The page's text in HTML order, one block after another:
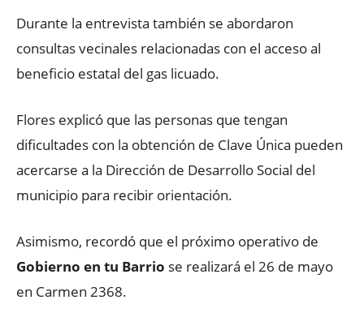
Durante la entrevista también se abordaron
consultas vecinales relacionadas con el acceso al
beneficio estatal del gas licuado.
Flores explicó que las personas que tengan
dificultades con la obtención de Clave Única pueden
acercarse a la Dirección de Desarrollo Social del
municipio para recibir orientación.
Asimismo, recordó que el próximo operativo de
Gobierno en tu Barrio se realizará el 26 de mayo
en Carmen 2368.